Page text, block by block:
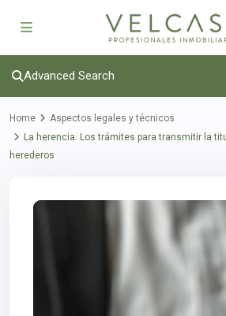
Advanced Search
Home
Aspectos legales y técnicos
La herencia. Los trámites para transmitir la
herederos